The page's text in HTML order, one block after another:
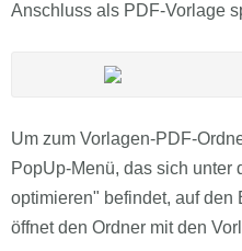
Anschluss als PDF-Vorlage
Um zum Vorlagen-PDF-
PopUp-Menü, das sich unter
optimieren" befindet, auf den
öffnet den Ordner mit den